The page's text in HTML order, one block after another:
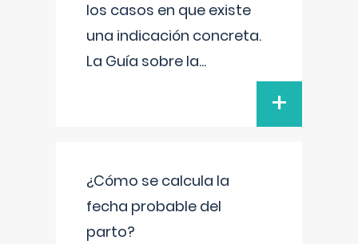
los casos en que existe
una indicación concreta.
La Guía sobre la...
+
¿Cómo se calcula la
fecha probable del
parto?